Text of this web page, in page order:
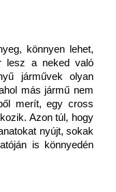
könnyen lehet,
lesz a neked való
járművek olyan
más jármű nem
merít, egy cross
Azon túl, hogy
nyújt, sokak
is könnyedén